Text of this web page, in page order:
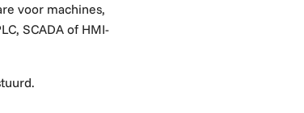
voor machines,
SCADA of HMI-